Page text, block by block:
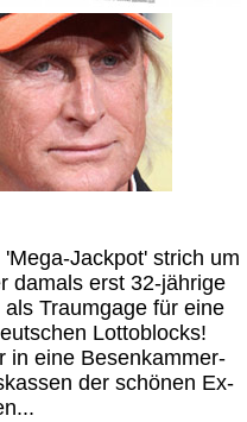
Jackpot' strich um
damals erst 32-jährige
Traumgage für eine
Lottoblocks!
in eine Besenkammer-
der schönen Ex-